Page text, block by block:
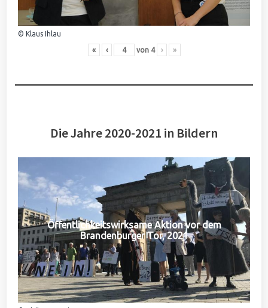
© Klaus Ihlau
« ‹ von 4 › »
Die Jahre 2020-2021 in Bildern
Öffentlichkeitswirksame Aktion vor dem
Brandenburger Tor, 2021